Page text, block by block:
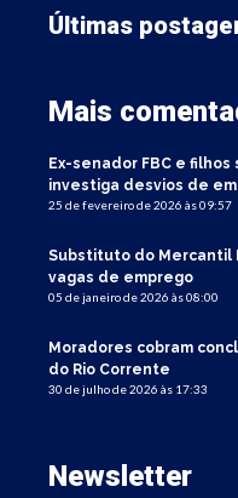
Últimas
Mais
Ex-senador FBC e
investiga desvios de
25 de fevereiro de 2026 às 09:57
Substituto do Mercantil
vagas de emprego
05 de janeiro de 2026 às 08:00
Moradores cobram
do Rio Corrente
30 de julho de 2026 às 17:33
Newsletter